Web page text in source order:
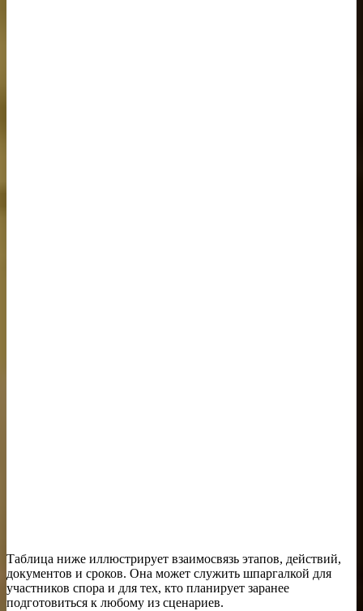
Таблица ниже иллюстрирует взаимосвязь этапов, действий,
документов и сроков. Она может служить шпаргалкой для
участников спора и для тех, кто планирует заранее
подготовиться к любому из сценариев.